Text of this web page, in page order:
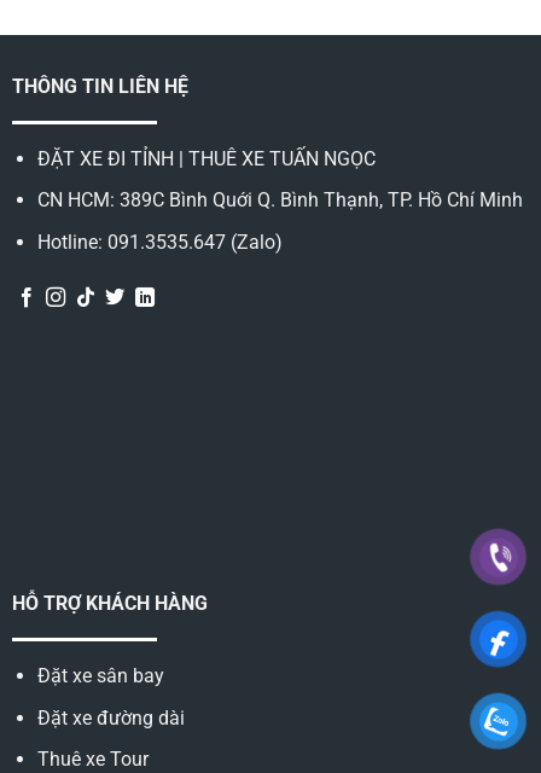
THÔNG TIN LIÊN HỆ
ĐẶT XE ĐI TỈNH | THUÊ XE TUẤN NGỌC
CN HCM: 389C Bình Quới Q. Bình Thạnh, TP. Hồ Chí Minh
Hotline: 091.3535.647 (Zalo)
HỖ TRỢ KHÁCH HÀNG
Đặt xe sân bay
Đặt xe đường dài
Thuê xe Tour